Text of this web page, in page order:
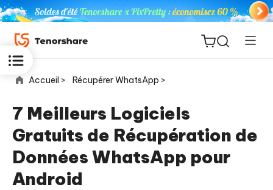
ReiBoot
for iOS
Accueil > Récupérer WhatsApp >
7 Meilleurs Logiciels
Gratuits de Récupération de
Données WhatsApp pour
Android